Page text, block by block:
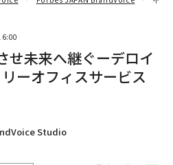
せ未来へ継ぐーデロイ
ーオフィスサービス
Studio